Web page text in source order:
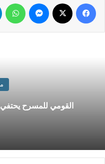
القومي للمسرح